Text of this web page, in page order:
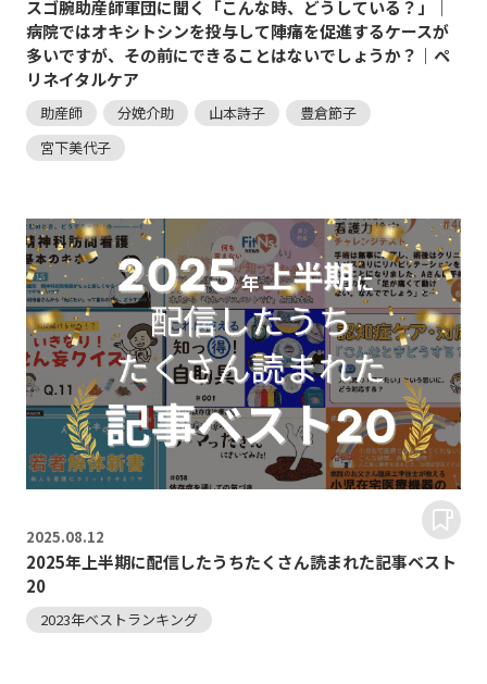
スゴ腕助産師軍団に聞く「こんな時、どうしている？」｜
病院ではオキシトシンを投与して陣痛を促進するケースが
多いですが、その前にできることはないでしょうか？｜ペ
リネイタルケア
助産師 分娩介助 山本詩子
豊倉節子
宮下美代子
2025.08.12
2025年上半期に配信したうちたくさん読まれた記事ベスト
20
2023年ベストランキング